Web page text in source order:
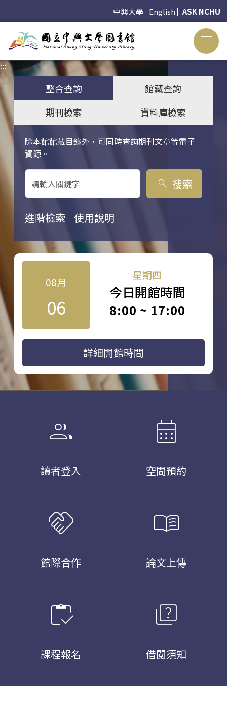
中興大學 English ASK NCHU
:::
整合查詢
館藏查詢
期刊檢索
資料庫檢索
除本館館藏目錄外，可同時查詢期刊文章等電子
資源。
關鍵字搜尋
search 搜索
進階檢索 使用說明
08月
06
星期四
今日開館時間
8:00 ~ 17:00
詳細開館時間
group
讀者登入
calendar_month
空間預約
handshake
館際合作
menu_book
論文上傳
inventory
課程報名
quiz
借閱須知